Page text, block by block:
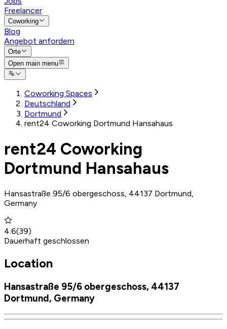
Freelancer
Coworking
Blog
Angebot anfordern
Orte
Open main menu
Coworking Spaces
Deutschland
Dortmund
rent24 Coworking Dortmund Hansahaus
rent24 Coworking
Dortmund Hansahaus
Hansastraße 95/6 obergeschoss, 44137 Dortmund,
Germany
4.6(39)
Dauerhaft geschlossen
Location
Hansastraße 95/6 obergeschoss, 44137
Dortmund, Germany